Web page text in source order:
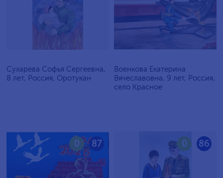
Сухарева Софья Сергеевна,
8 лет, Россия, Оротукан
Военкова Екатерина
Вячеславовна, 9 лет, Россия,
село Красное
87
0 86
0